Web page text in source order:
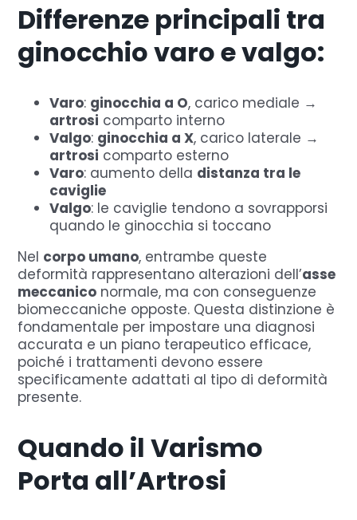
Differenze principali tra
ginocchio varo e valgo:
Varo: ginocchia a O, carico mediale →
artrosi comparto interno
Valgo: ginocchia a X, carico laterale →
artrosi comparto esterno
Varo: aumento della distanza tra le
caviglie
Valgo: le caviglie tendono a sovrapporsi
quando le ginocchia si toccano
Nel corpo umano, entrambe queste
deformità rappresentano alterazioni dell’asse
meccanico normale, ma con conseguenze
biomeccaniche opposte. Questa distinzione è
fondamentale per impostare una diagnosi
accurata e un piano terapeutico efficace,
poiché i trattamenti devono essere
specificamente adattati al tipo di deformità
presente.
Quando il Varismo
Porta all’Artrosi